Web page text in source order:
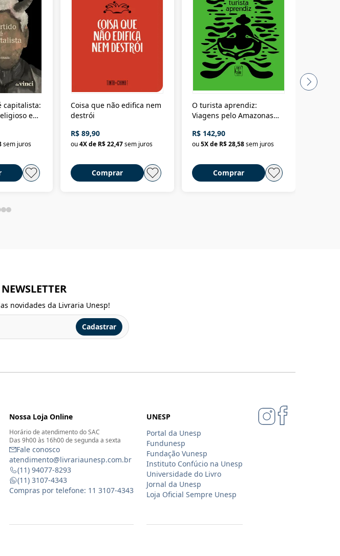
capitalista:
e
sem juros
Coisa que não edifica nem
destrói
R$ 89,90
ou4X de R$ 22,47sem juros
Comprar
O turista aprendiz:
Viagens pelo Amazonas
até a Bolívia e por Marajó
até dizer chega
R$ 142,90
ou5X de R$ 28,58sem juros
Comprar
novidades da Livraria Unesp!
Cadastrar
Nossa Loja Online
Horário de atendimento do SAC
Das 9h00 às 16h00 de segunda a sexta
Fale conosco
atendimento@livrariaunesp.com.br
(11) 94077-8293
(11) 3107-4343
Compras por telefone: 11 3107-4343
UNESP
Portal da Unesp
Fundunesp
Fundação Vunesp
Instituto Confúcio na Unesp
Universidade do Livro
Jornal da Unesp
Loja Oficial Sempre Unesp